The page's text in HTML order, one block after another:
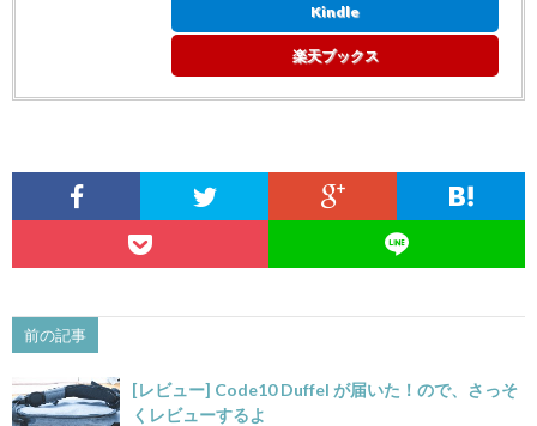
Kindle
楽天ブックス
前の記事
[レビュー] Code10 Duffel が届いた！ので、さっそ
くレビューするよ